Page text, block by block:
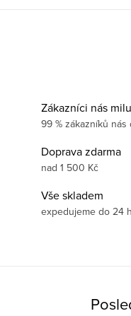
Zákazníci nás
99 % zákazníků
Doprava zdarma
nad 1 500 Kč
Vše skladem
expedujeme do 24 h